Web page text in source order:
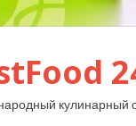
кулинарный